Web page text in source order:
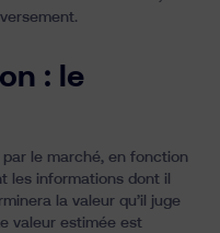
: le
par le marché, en fonction
les informations dont il
la valeur qu’il juge
valeur estimée est